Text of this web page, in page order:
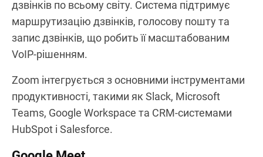
проведенні вебінарів та масштабних
віртуальних подій, підтримуючи до 1000
учасників відео та 49 відеопотоків на екрані у
найвищих тарифних планах.
Окрім відеофункцій, Zoom пропонує VoIP
дзвінки через Zoom Phone — хмарну телефонну
систему для здійснення та прийому бізнес-
дзвінків по всьому світу. Система підтримує
маршрутизацію дзвінків, голосову пошту та